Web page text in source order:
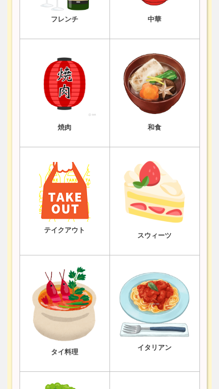
フレンチ 中華
焼肉 和食
テイクアウト
スウィーツ
タイ料理
イタリアン